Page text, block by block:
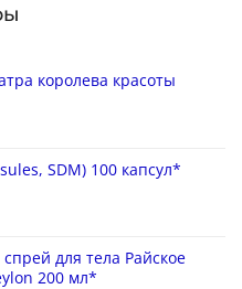
королева красоты
SDM) 100 капсул*
для тела Райское
200 мл*